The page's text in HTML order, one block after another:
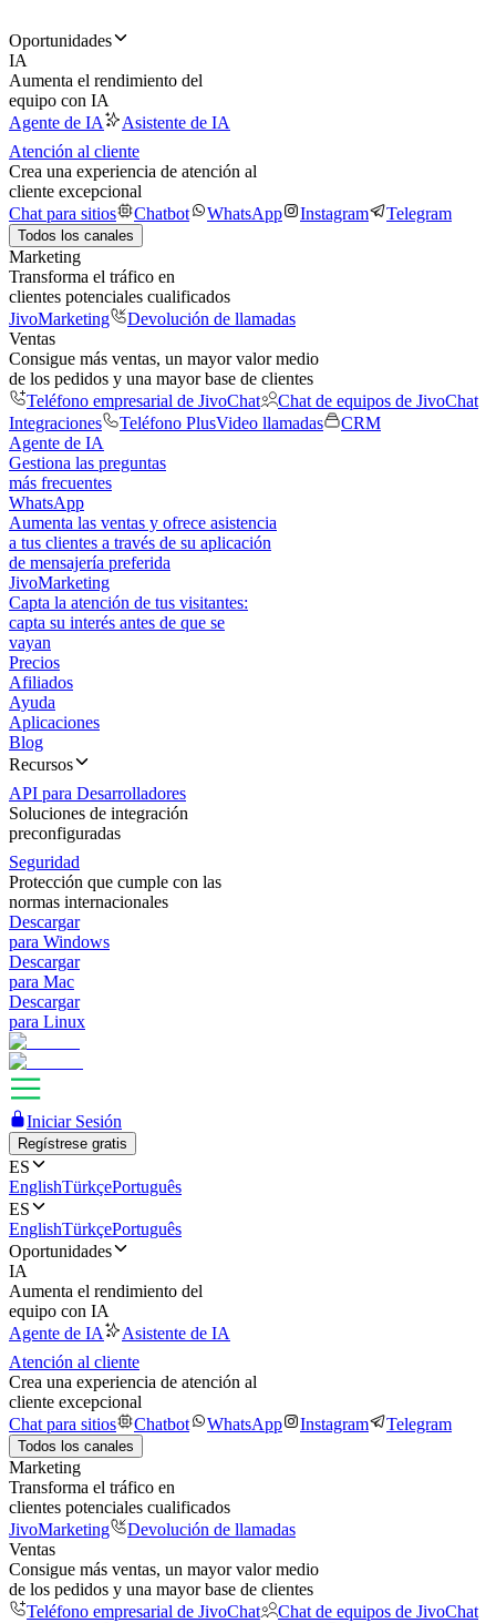
Oportunidades
IA
Aumenta el rendimiento del
equipo con IA
Agente de IA
Asistente de IA
Atención al cliente
Crea una experiencia de atención al
cliente excepcional
Chat para sitios
Chatbot WhatsApp Instagram Telegram
Todos los canales
Marketing
Transforma el tráfico en
clientes potenciales cualificados
JivoMarketing
Devolución de llamadas
Ventas
Consigue más ventas, un mayor valor medio
de los pedidos y una mayor base de clientes
Teléfono empresarial de JivoChat
Chat de equipos de JivoChat
Integraciones
Teléfono PlusVideo llamadas
CRM
Agente de IA
Gestiona las preguntas
más frecuentes
WhatsApp
Aumenta las ventas y ofrece asistencia
a tus clientes a través de su aplicación
de mensajería preferida
JivoMarketing
Capta la atención de tus visitantes:
capta su interés antes de que se
vayan
Precios
Afiliados
Ayuda
Aplicaciones
Blog
Recursos
API para Desarrolladores
Soluciones de integración
preconfiguradas
Seguridad
Protección que cumple con las
normas internacionales
Descargar
para Windows
Descargar
para Mac
Descargar
para Linux
Iniciar Sesión
Regístrese gratis
ES
EnglishTürkçePortuguês
ES
EnglishTürkçePortuguês
Oportunidades
IA
Aumenta el rendimiento del
equipo con IA
Agente de IA
Asistente de IA
Atención al cliente
Crea una experiencia de atención al
cliente excepcional
Chat para sitios
Chatbot WhatsApp Instagram Telegram
Todos los canales
Marketing
Transforma el tráfico en
clientes potenciales cualificados
JivoMarketing
Devolución de llamadas
Ventas
Consigue más ventas, un mayor valor medio
de los pedidos y una mayor base de clientes
Teléfono empresarial de JivoChat
Chat de equipos de JivoChat